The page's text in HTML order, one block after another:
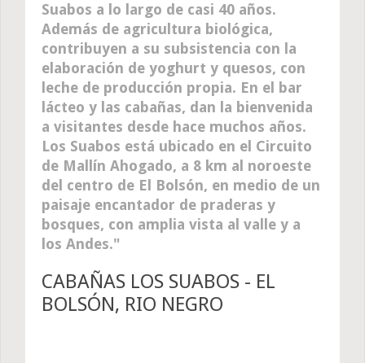
Suabos a lo largo de casi 40 años.
Además de agricultura biológica,
contribuyen a su subsistencia con la
elaboración de yoghurt y quesos, con
leche de producción propia. En el bar
lácteo y las cabañas, dan la bienvenida
a visitantes desde hace muchos años.
Los Suabos está ubicado en el Circuito
de Mallín Ahogado, a 8 km al noroeste
del centro de El Bolsón, en medio de un
paisaje encantador de praderas y
bosques, con amplia vista al valle y a
los Andes.
CABAÑAS LOS SUABOS - EL
BOLSÓN, RIO NEGRO